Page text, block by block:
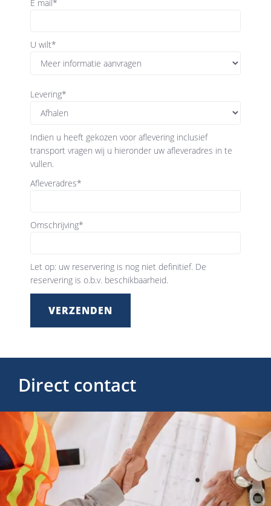
E mail *
U wilt*
Levering*
Indien u heeft gekozen voor aflevering inclusief
transport vragen wij u hieronder uw afleveradres in te
vullen.
Afleveradres*
Omschrijving*
Let op: uw reservering is nog niet definitief. De
reservering is o.b.v. beschikbaarheid.
VERZENDEN
Direct contact